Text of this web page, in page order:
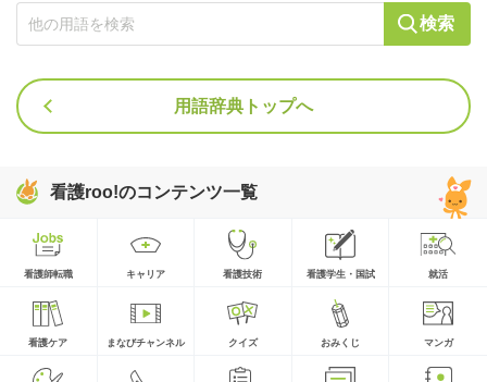
検索
用語辞典トップへ
看護roo!のコンテンツ一覧
看護師転職 キャリア 看護技術 看護学生・国試 就活
看護ケア まなびチャンネル クイズ おみくじ マンガ